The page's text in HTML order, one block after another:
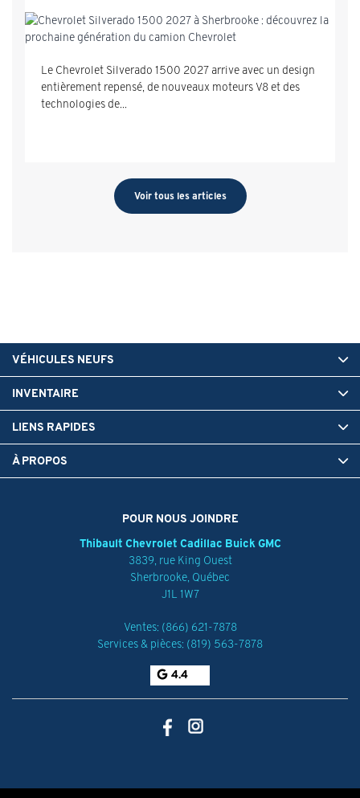
Le Chevrolet Silverado 1500 2027 arrive avec un design
entièrement repensé, de nouveaux moteurs V8 et des
technologies de...
Voir tous les articles
POUR NOUS JOINDRE
Thibault Chevrolet Cadillac Buick GMC
3839, rue King Ouest
Sherbrooke, Québec
J1L 1W7
Ventes: (866) 621-7878
Services & pièces: (819) 563-7878
4.4
VÉHICULES NEUFS
INVENTAIRE
LIENS RAPIDES
À PROPOS